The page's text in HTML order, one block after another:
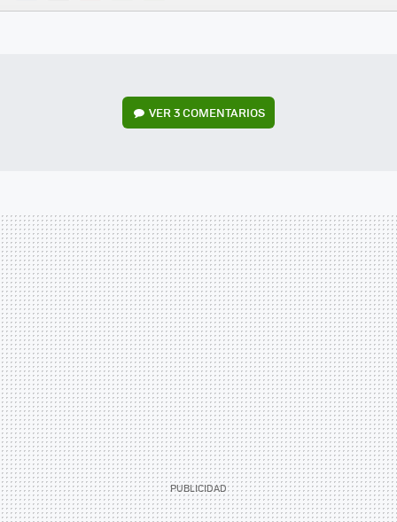
FACEBOOK
TWITTERFLIPBOARD
E-
WHATSAPP
VER3 COMENTARIOS